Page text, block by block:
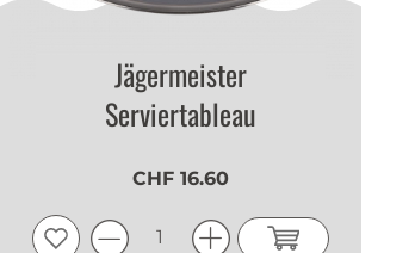
Jägermeister
Serviertableau
CHF 16.60